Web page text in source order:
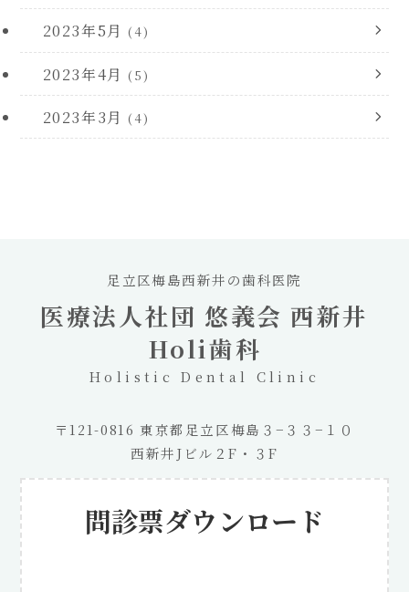
2023年5月 (4)
2023年4月 (5)
2023年3月 (4)
足立区梅島西新井の歯科医院
医療法人社団 悠義会 西新井
Holi歯科
Holistic Dental Clinic
〒121-0816 東京都足立区梅島３−３３−１０
西新井Jビル２F・３F
問診票ダウンロード